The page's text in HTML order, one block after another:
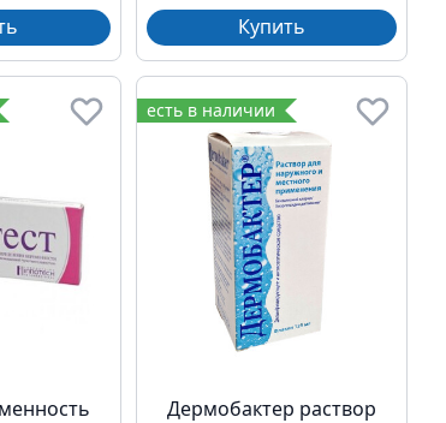
Купить
есть в наличии
Дермобактер раствор